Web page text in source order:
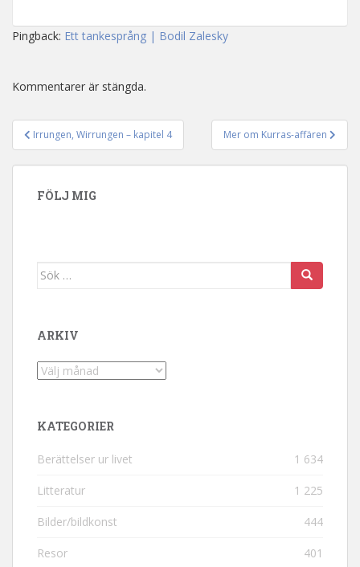
Pingback: Ett tankesprång | Bodil Zalesky
Kommentarer är stängda.
Inläggsnavigering
Irrungen, Wirrungen – kapitel 4 Mer om Kurras-affären
FÖLJ MIG
Sök efter:
ARKIV
Arkiv
KATEGORIER
Berättelser ur livet 1 634
Litteratur 1 225
Bilder/bildkonst 444
Resor 401